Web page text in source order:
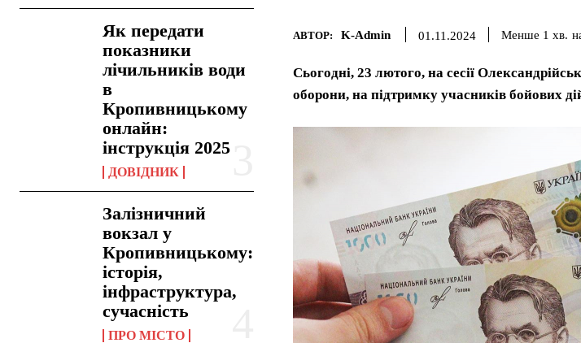
Як передати
показники
лічильників води
в
Кропивницькому
онлайн:
інструкція 2025
ДОВІДНИК
Залізничний
вокзал у
Кропивницькому:
історія,
інфраструктура,
сучасність
ПРО МІСТО
АВТОР: K-Admin 01.11.2024 Менше 1 хв.
Сьогодні, 23 лютого, на сесії
оборони, на підтримку учасників бойових